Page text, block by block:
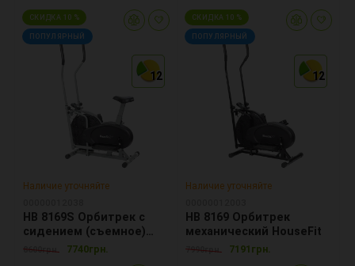
12
12
12
СКИДКА 10 %
ПОПУЛЯРНЫЙ
Наличие уточняйте
HB 8169S Орбитрек с
сидением (съемное)
HouseFit
8600грн. 7740грн.
12
12
12
СКИДКА 10 %
ПОПУЛЯРНЫЙ
Наличие уточняйте
HB 8169 Орбитрек
механический HouseFit
7990грн. 7191грн.